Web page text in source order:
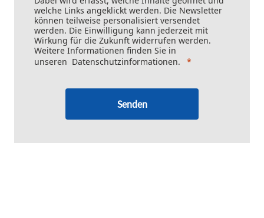
welche Links angeklickt werden. Die Newsletter
können teilweise personalisiert versendet
werden. Die Einwilligung kann jederzeit mit
Wirkung für die Zukunft widerrufen werden.
Weitere Informationen finden Sie in
unseren Datenschutzinformationen.
Senden